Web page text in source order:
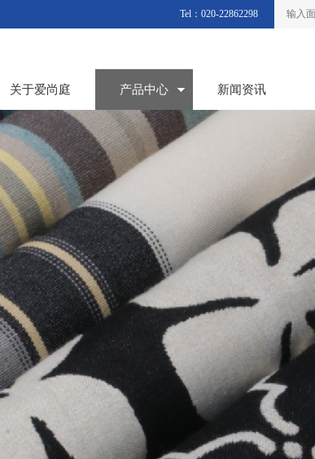
Tel：020-22862298
关于爱尚庭 产品中心 新闻资讯